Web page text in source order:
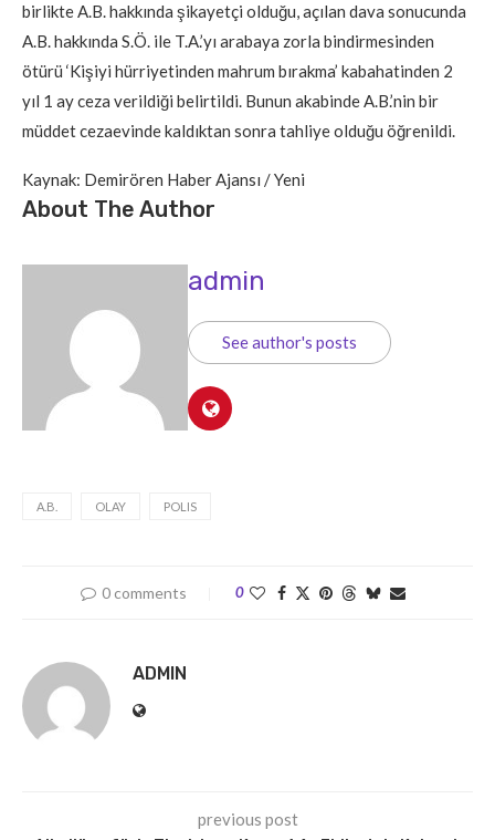
birlikte A.B. hakkında şikayetçi olduğu, açılan dava sonucunda
A.B. hakkında S.Ö. ile T.A.’yı arabaya zorla bindirmesinden
ötürü ‘Kişiyi hürriyetinden mahrum bırakma’ kabahatinden 2
yıl 1 ay ceza verildiği belirtildi. Bunun akabinde A.B.’nin bir
müddet cezaevinde kaldıktan sonra tahliye olduğu öğrenildi.
Kaynak: Demirören Haber Ajansı / Yeni
About The Author
admin
See author's posts
A.B. OLAY POLIS
0 comments 0
ADMIN
previous post